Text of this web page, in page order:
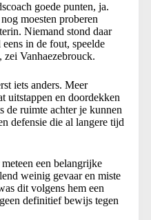
goede punten, ja.
moesten proberen
Niemand stond daar
in de fout, speelde
Vanhaezebrouck.
iets anders. Meer
uitstappen en doordekken
de ruimte achter je kunnen
defensie die al langere tijd
een belangrijke
weinig gevaar en miste
dit volgens hem een
definitief bewijs tegen